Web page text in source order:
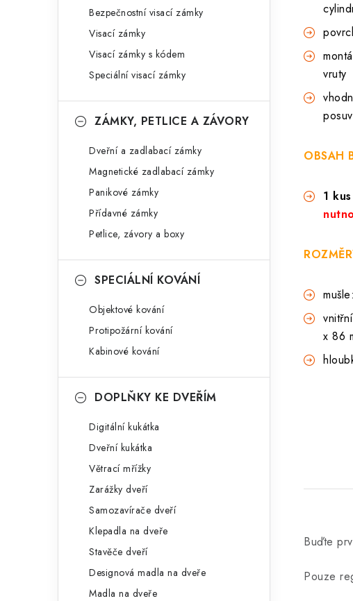
Bezpečnostní visací zámky
Visací zámky
Visací zámky s kódem
Speciální visací zámky
ZÁMKY, PETLICE A ZÁVORY
Dveřní a zadlabací zámky
Magnetické zadlabací zámky
Panikové zámky
Přídavné zámky
Petlice, závory a boxy
SPECIÁLNÍ KOVÁNÍ
Objektové kování
Protipožární kování
Kabinové kování
DOPLŇKY KE DVEŘÍM
Digitální kukátka
Dveřní kukátka
Větrací mřížky
Zarážky dveří
Samozavírače dveří
Klepadla na dveře
Stavěče dveří
Designová madla na dveře
Madla na dveře
vruty
OBSAH
1 kus
x 86
Buďte
Pouze